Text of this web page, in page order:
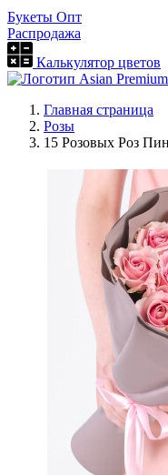
Букеты Опт
Распродажа
Калькулятор цветов
Главная страница
Розы
15 Розовых Роз